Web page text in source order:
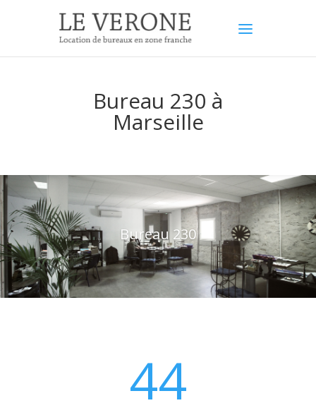
Bureau 230 à
Marseille
Bureau 230
44